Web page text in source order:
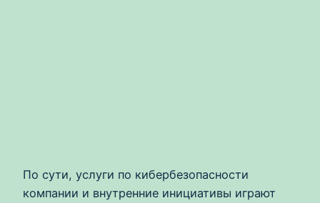
По сути, услуги по кибербезопасности
компании и внутренние инициативы играют